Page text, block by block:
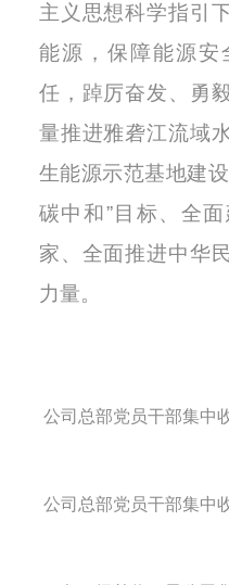
主义思想科学指引
能源，保障能源安
任，踔厉奋发、勇
量推进雅砻江流域
生能源示范基地建
碳中和”目标、全
家、全面推进中华
力量。
公司总部党员干部集中
公司总部党员干部集中